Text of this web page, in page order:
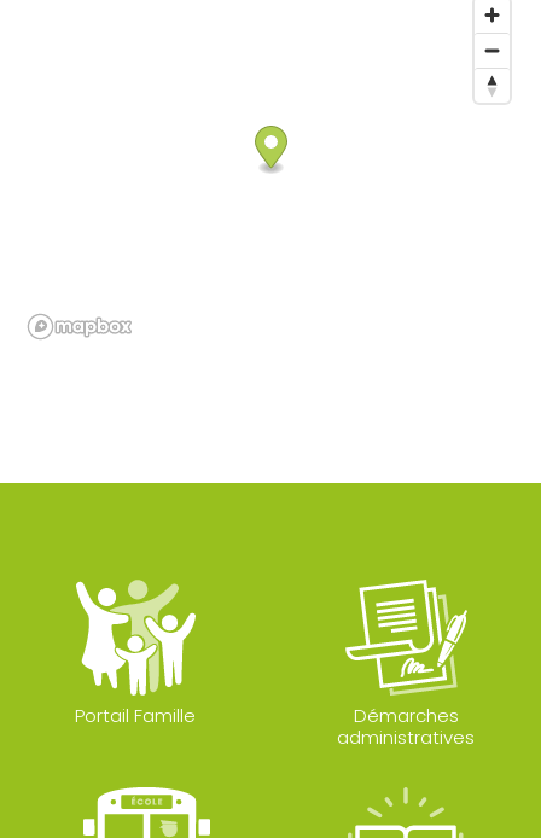
Portail Famille
Démarches
administratives